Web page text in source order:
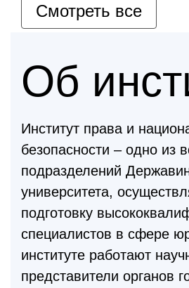
Смотреть все
Об
Институт права и
безопасности – одно из
подразделений
университета,
подготовку
специалистов в сфере
институте работают
представители органов